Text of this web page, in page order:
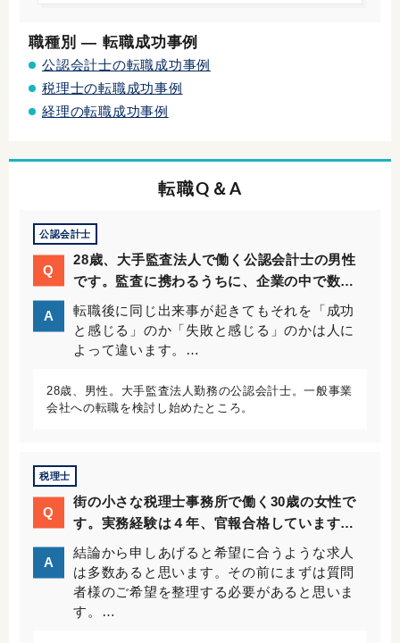
ていました。Yさんは30代前半という年齢に対して
豊富な経理経験を持っていたため、紹介できる会社
はたくさんありました。
職種別 ― 転職成功事例
公認会計士の転職成功事例
税理士の転職成功事例
経理の転職成功事例
転職Q＆A
公認会計士
Q
28歳、大手監査法人で働く公認会計士の男性
です。監査に携わるうちに、企業の中で数字
を作り上げるという一般事業会社の経理部の
仕事に興味を持ち、ぼんやりとですが転職を
考え始めました。
A
転職後に同じ出来事が起きてもそれを「成功
と感じる」のか「失敗と感じる」のかは人に
よって違います。…
28歳、男性。大手監査法人勤務の公認会計士。一般事業
会社への転職を検討し始めたところ。
税理士
Q
街の小さな税理士事務所で働く30歳の女性で
す。実務経験は４年、官報合格していますが
税理士登録はしていません。事情により転職
を考えており、質問があります。
A
結論から申しあげると希望に合うような求人
は多数あると思います。その前にまずは質問
者様のご希望を整理する必要があると思いま
す。…